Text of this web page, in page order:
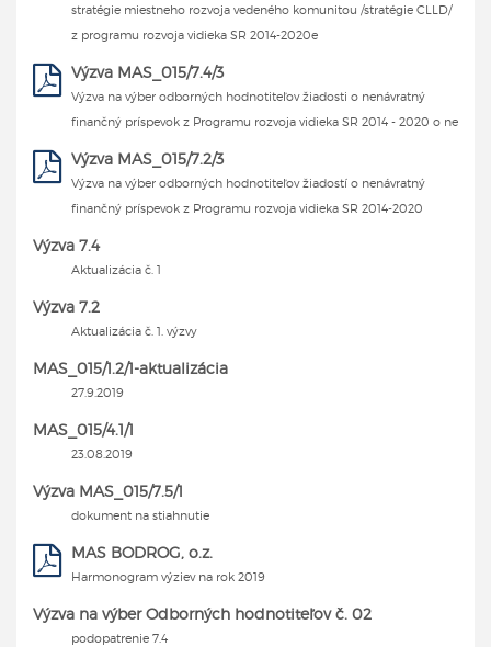
stratégie miestneho rozvoja vedeného komunitou /stratégie CLLD/
z programu rozvoja vidieka SR 2014-2020e
Výzva MAS_015/7.4/3
Výzva na výber odborných hodnotiteľov žiadosti o nenávratný
finančný príspevok z Programu rozvoja vidieka SR 2014 - 2020 o ne
Výzva MAS_015/7.2/3
Výzva na výber odborných hodnotiteľov žiadostí o nenávratný
finančný príspevok z Programu rozvoja vidieka SR 2014-2020
Výzva 7.4
Aktualizácia č. 1
Výzva 7.2
Aktualizácia č. 1. výzvy
MAS_015/1.2/1-aktualizácia
27.9.2019
MAS_015/4.1/1
23.08.2019
Výzva MAS_015/7.5/1
dokument na stiahnutie
MAS BODROG, o.z.
Harmonogram výziev na rok 2019
Výzva na výber Odborných hodnotiteľov č. 02
podopatrenie 7.4